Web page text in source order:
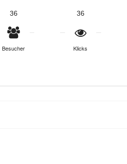
36
Besucher
36
Klicks